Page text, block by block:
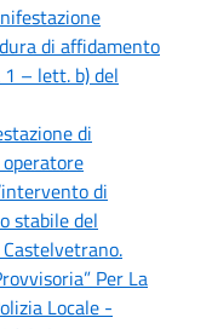
di affidamento
– lett. b) del
di
di
stabile del
Per La
Locale -